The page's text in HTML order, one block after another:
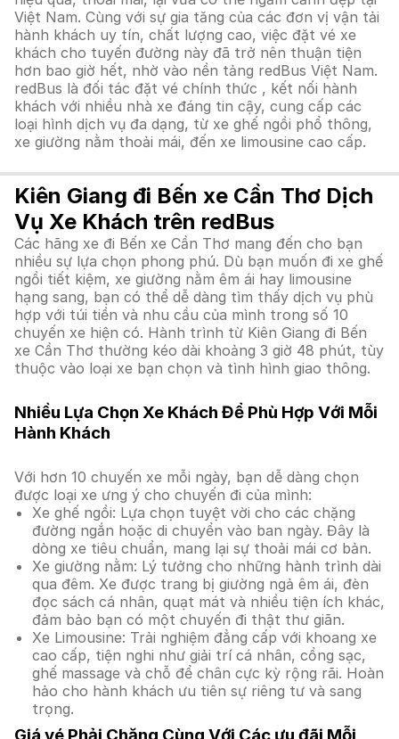
Việt Nam. Cùng với sự gia tăng của các đơn vị vận tải
hành khách uy tín, chất lượng cao, việc đặt vé xe
khách cho tuyến đường này đã trở nên thuận tiện
hơn bao giờ hết, nhờ vào nền tảng redBus Việt Nam.
redBus là đối tác đặt vé chính thức , kết nối hành
khách với nhiều nhà xe đáng tin cậy, cung cấp các
loại hình dịch vụ đa dạng, từ xe ghế ngồi phổ thông,
xe giường nằm thoải mái, đến xe limousine cao cấp.
Kiên Giang đi Bến xe Cần Thơ Dịch
Vụ Xe Khách trên redBus
Các hãng xe đi Bến xe Cần Thơ mang đến cho bạn
nhiều sự lựa chọn phong phú. Dù bạn muốn đi xe ghế
ngồi tiết kiệm, xe giường nằm êm ái hay limousine
hạng sang, bạn có thể dễ dàng tìm thấy dịch vụ phù
hợp với túi tiền và nhu cầu của mình trong số 10
chuyến xe hiện có. Hành trình từ Kiên Giang đi Bến
xe Cần Thơ thường kéo dài khoảng 3 giờ 48 phút, tùy
thuộc vào loại xe bạn chọn và tình hình giao thông.
Nhiều Lựa Chọn Xe Khách Để Phù Hợp Với Mỗi
Hành Khách
Với hơn 10 chuyến xe mỗi ngày, bạn dễ dàng chọn
được loại xe ưng ý cho chuyến đi của mình:
Xe ghế ngồi: Lựa chọn tuyệt vời cho các chặng
đường ngắn hoặc di chuyển vào ban ngày. Đây là
dòng xe tiêu chuẩn, mang lại sự thoải mái cơ bản.
Xe giường nằm: Lý tưởng cho những hành trình dài
qua đêm. Xe được trang bị giường ngả êm ái, đèn
đọc sách cá nhân, quạt mát và nhiều tiện ích khác,
đảm bảo bạn có một chuyến đi thật thư giãn.
Xe Limousine: Trải nghiệm đẳng cấp với khoang xe
cao cấp, tiện nghi như giải trí cá nhân, cổng sạc,
ghế massage và chỗ để chân cực kỳ rộng rãi. Hoàn
hảo cho hành khách ưu tiên sự riêng tư và sang
trọng.